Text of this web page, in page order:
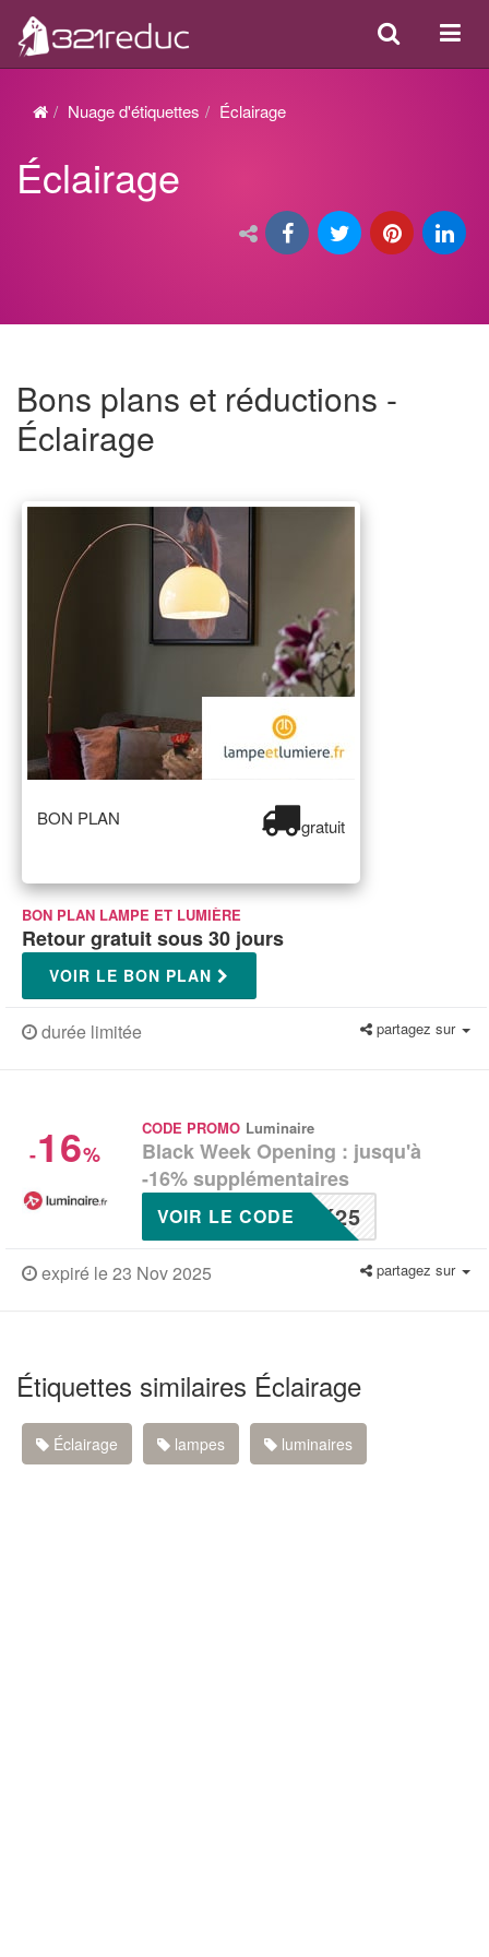
ou
Search
Nuage d'étiquettes Éclairage
Éclairage
Bons plans et réductions -
Éclairage
BON PLAN gratuit
BON PLAN LAMPE ET LUMIÈRE
Retour gratuit sous 30 jours
VOIR LE BON PLAN
durée limitée partagez sur
-16%
CODE PROMO Luminaire
Black Week Opening : jusqu'à
-16% supplémentaires
K25
VOIR LE CODE
expiré le 23 Nov 2025 partagez sur
Étiquettes similaires Éclairage
Éclairage lampes luminaires